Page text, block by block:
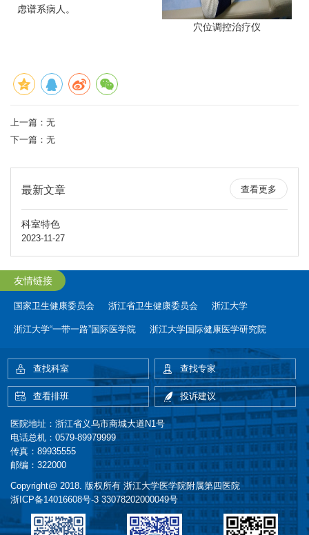
虑谱系病人。
穴位调控治疗仪
上一篇：无
下一篇：无
最新文章 查看更多
科室特色
2023-11-27
友情链接
国家卫生健康委员会 浙江省卫生健康委员会 浙江大学
浙江大学“一带一路”国际医学院 浙江大学国际健康医学研究院
查找科室 查找专家
查看排班 投诉建议
医院地址：浙江省义乌市商城大道N1号
电话总机：0579-89979999
传真：89935555
邮编：322000
Copyright@ 2018. 版权所有 浙江大学医学院附属第四医院
浙ICP备14016608号-3 33078202000049号